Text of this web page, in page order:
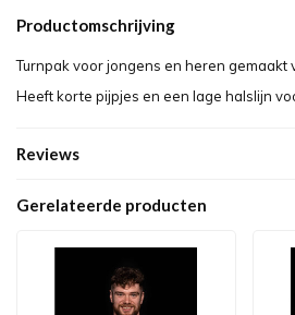
Productomschrijving
Turnpak voor jongens en heren gemaakt
Heeft korte pijpjes en een lage halslijn
Reviews
Gerelateerde producten